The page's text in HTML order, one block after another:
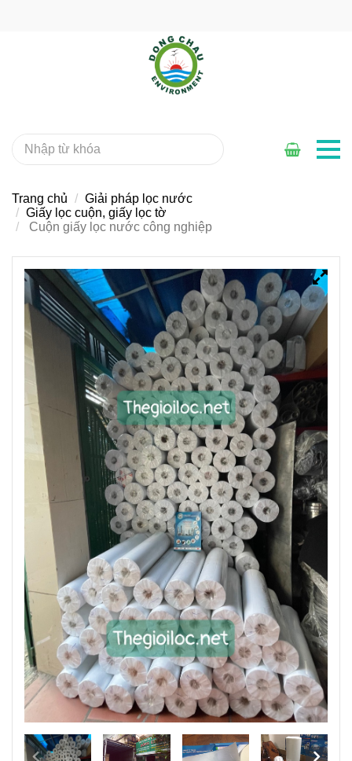
Trang chủ
Giải pháp lọc nước
Giấy lọc cuộn, giấy lọc tờ
Cuộn giấy lọc nước công nghiệp